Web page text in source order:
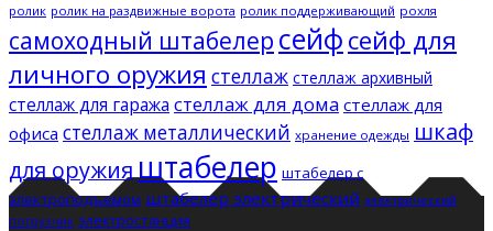
ролик ролик на раздвижные ворота ролик поддерживающий рохля
самоходный штабелер сейфсейф для
личного оружия стеллаж стеллаж архивный
стеллаж для гаража стеллаж для дома стеллаж для
офиса стеллаж металлический хранение одежды шкаф
для оружияштабелер штабелер с
электроподъемом штабелер электрический электрический
погрузчик электростанция